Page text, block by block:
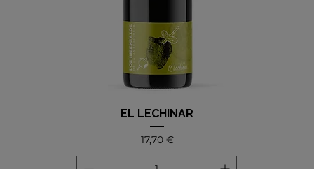
EL LECHINAR
Precio
17,70 €